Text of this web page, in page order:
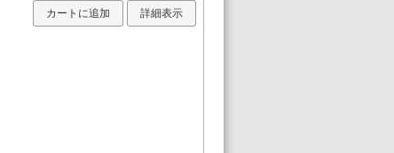
カートに追加 詳細表示